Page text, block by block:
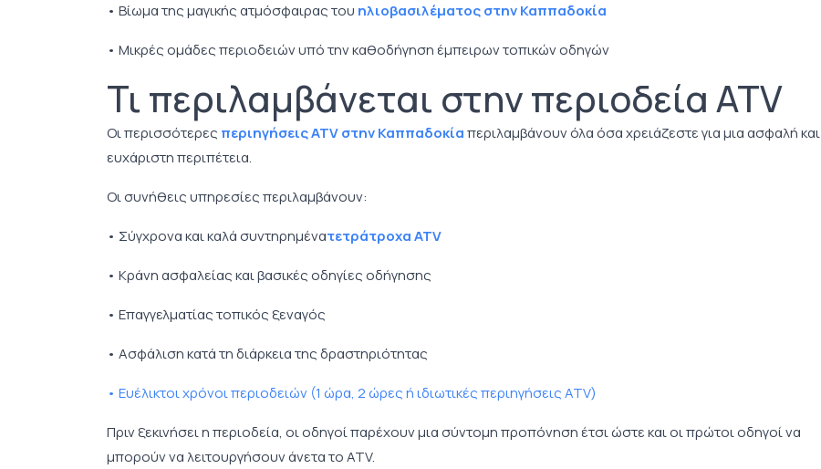
• Βίωμα της μαγικής ατμόσφαιρας του ηλιοβασιλέματος στην Καππαδοκία
• Μικρές ομάδες περιοδειών υπό την καθοδήγηση έμπειρων τοπικών οδηγών
Τι περιλαμβάνεται στην περιοδεία ATV
Οι περισσότερες περιηγήσεις ATV στην Καππαδοκίαπεριλαμβάνουν όλα όσα χρειάζεστε για μια ασφαλή και
ευχάριστη περιπέτεια.
Οι συνήθεις υπηρεσίες περιλαμβάνουν:
• Σύγχρονα και καλά συντηρημένατετράτροχα ATV
• Κράνη ασφαλείας και βασικές οδηγίες οδήγησης
• Επαγγελματίας τοπικός ξεναγός
• Ασφάλιση κατά τη διάρκεια της δραστηριότητας
• Ευέλικτοι χρόνοι περιοδειών (1 ώρα, 2 ώρες ή ιδιωτικές περιηγήσεις ATV)
Πριν ξεκινήσει η περιοδεία, οι οδηγοί παρέχουν μια σύντομη προπόνηση έτσι ώστε και οι πρώτοι οδηγοί να
μπορούν να λειτουργήσουν άνετα το ATV.